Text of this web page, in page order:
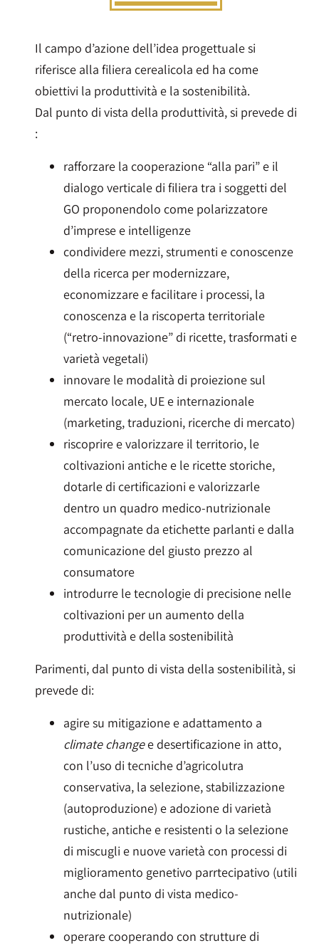
Il campo d’azione dell’idea progettuale si
riferisce alla filiera cerealicola ed ha come
obiettivi la produttività e la sostenibilità.
Dal punto di vista della produttività, si prevede di
:
rafforzare la cooperazione “alla pari” e il
dialogo verticale di filiera tra i soggetti del
GO proponendolo come polarizzatore
d’imprese e intelligenze
condividere mezzi, strumenti e conoscenze
della ricerca per modernizzare,
economizzare e facilitare i processi, la
conoscenza e la riscoperta territoriale
(“retro-innovazione” di ricette, trasformati e
varietà vegetali)
innovare le modalità di proiezione sul
mercato locale, UE e internazionale
(marketing, traduzioni, ricerche di mercato)
riscoprire e valorizzare il territorio, le
coltivazioni antiche e le ricette storiche,
dotarle di certificazioni e valorizzarle
dentro un quadro medico-nutrizionale
accompagnate da etichette parlanti e dalla
comunicazione del giusto prezzo al
consumatore
introdurre le tecnologie di precisione nelle
coltivazioni per un aumento della
produttività e della sostenibilità
Parimenti, dal punto di vista della sostenibilità, si
prevede di:
agire su mitigazione e adattamento a
climate changee desertificazione in atto,
con l’uso di tecniche d’agricolutra
conservativa, la selezione, stabilizzazione
(autoproduzione) e adozione di varietà
rustiche, antiche e resistenti o la selezione
di miscugli e nuove varietà con processi di
miglioramento genetivo parrtecipativo (utili
anche dal punto di vista medico-
nutrizionale)
operare cooperando con strutture di